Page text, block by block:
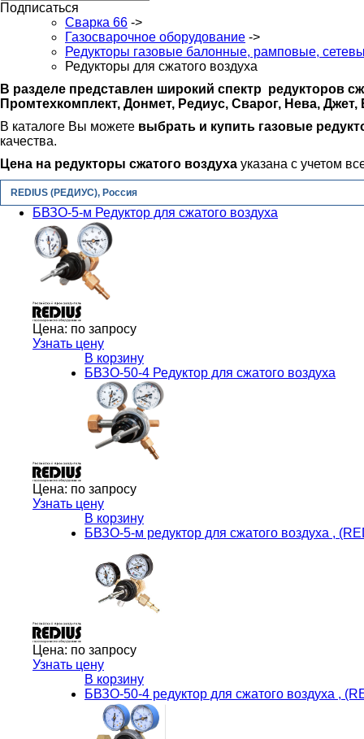
Подписаться
Сварка 66 ->
Газосварочное оборудование ->
Редукторы газовые балонные, рамповые,
Редукторы для сжатого воздуха
В разделе представлен широкий спектр редукторов
Промтехкомплект, Донмет, Редиус, Сварог, Нева,
В каталоге Вы можете выбрать и купить газовые
качества.
Цена на редукторы сжатого воздуха указана с учетом
REDIUS (РЕДИУС), Россия
БВЗО-5-м Редуктор для сжатого воздуха
Цена: по запросу
Узнать цену
В корзину
БВЗО-50-4 Редуктор для сжатого воздуха
Цена: по запросу
Узнать цену
В корзину
БВЗО-5-м редуктор для сжатого воздуха ,
Цена: по запросу
Узнать цену
В корзину
БВЗО-50-4 редуктор для сжатого воздуха ,